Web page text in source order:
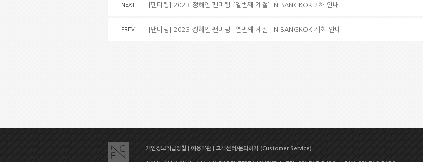
NEXT [팬미팅] 2023 정해인 팬미팅 [열번째 계절] IN BANGKOK 2차 안내
PREV [팬미팅] 2023 정해인 팬미팅 [열번째 계절] IN BANGKOK 개최 안내
개인정보취급방침 이용약관 고객센터/문의하기 (Customer Service)